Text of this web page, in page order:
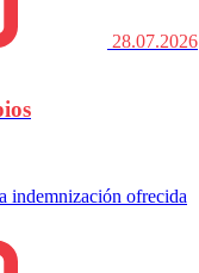
28.07.2026
indemnización ofrecida